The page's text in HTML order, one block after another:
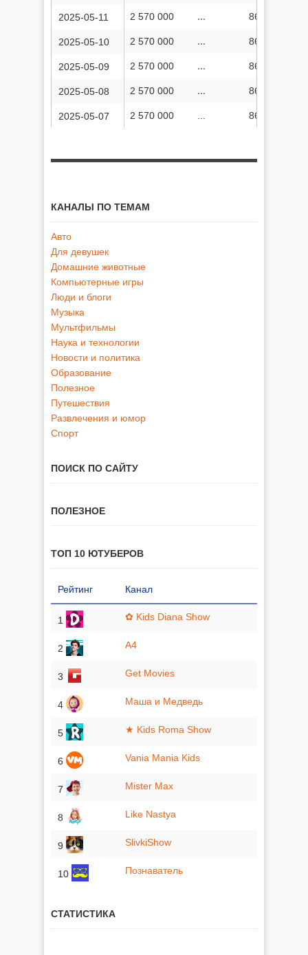
2 570 000 ... 868 498 144
2 570 000 ... 868 415 636
2 570 000 ... 867 637 832
2 570 000 ... 867 093 970
2 570 000 ... 866 579 492
2025-05-11
2025-05-10
2025-05-09
2025-05-08
2025-05-07
КАНАЛЫ ПО ТЕМАМ
Авто
Для девушек
Домашние животные
Компьютерные игры
Люди и блоги
Музыка
Мультфильмы
Наука и технологии
Новости и политика
Образование
Полезное
Путешествия
Развлечения и юмор
Спорт
ПОИСК ПО САЙТУ
ПОЛЕЗНОЕ
ТОП 10 ЮТУБЕРОВ
Рейтинг Канал
1 ✿ Kids Diana Show
2 A4
3 Get Movies
4 Маша и Медведь
5 ★ Kids Roma Show
6 Vania Mania Kids
7 Mister Max
8 Like Nastya
9 SlivkiShow
10 Познаватель
СТАТИСТИКА